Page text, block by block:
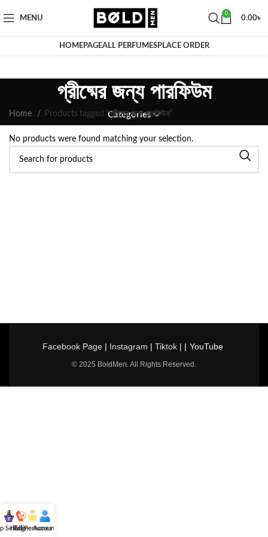
MENU
0
0.00৳
HOMEPAGEALL PERFUMESPLACE ORDER
গ্রীষ্মের জন্য পারফিউম
Categories
Home Products tagged “গ্রীষ্মের জন্য পারফিউম”
No products were found matching your selection.
Facebook Page| Instagram | Tiktok| | YouTube
© 2025 BoldMen. All Rights Reserved.
Selling
Hotline
All Perfumes
Account